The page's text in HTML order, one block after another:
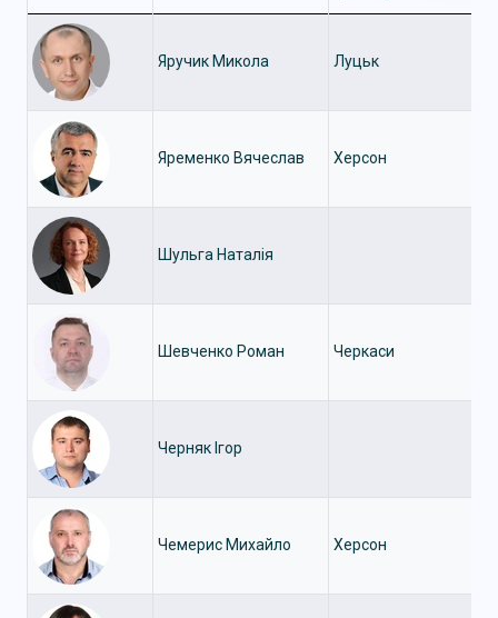
Яручик Микола Луцьк
Яременко Вячеслав Херсон
Шульга Наталія
Шевченко Роман Черкаси
Черняк Ігор
Чемерис Михайло Херсон